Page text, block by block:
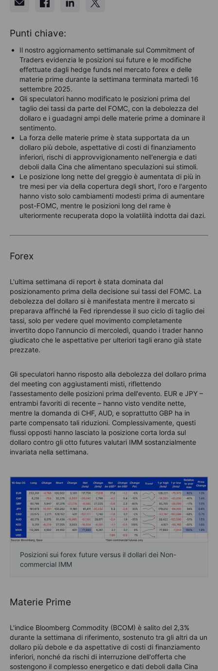
Punti chiave:
Il nostro aggiornamento settimanale sul Commitment of
Traders evidenzia le posizioni sui future e le modifiche
effettuate dagli hedge funds nel mercato forex e delle
materie prime durante la settimana terminata martedì 16
settembre 2025.
Gli speculatori hanno modificato le posizioni prima del
taglio dei tassi da parte del FOMC, con la debolezza del
dollaro e i guadagni ampi delle materie prime a dominare il
sentimento.
La forza delle materie prime è stata supportata da un
dollaro più debole, aspettative di costi di finanziamento
inferiori, rischi di approvvigionamento nell'energia e dati
deboli dalla Cina che alimentano speculazioni sui stimoli.
Le posizione long nette del greggio è aumentata di più in
tre mesi per via della copertura degli short, l'oro e l'argento
hanno visto solo cambiamenti modesti prima di aumentare
post-FOMC, mentre le posizioni long del rame è
ulteriormente recuperata dopo la volatilità indotta dai dazi.
Forex
L'ultima settimana di report è stata dominata dal
posizionamento prima della decisione sui tassi del FOMC. La
debolezza del dollaro si è manifestata mentre il mercato si
preparava affinché la Fed riprendesse il suo ciclo di taglio dei
tassi, solo per vedere quel movimento completamente
invertito dopo l'annuncio di mercoledì, quando i trader hanno
giudicato che le aspettative per ulteriori tagli erano già state
prezzate.
Gli speculatori hanno risposto alla debolezza del dollaro prima
del meeting con aggiustamenti misti, riflettendo
l'assestamento delle posizioni prima dell'evento. EUR e JPY –
entrambi favoriti di recente – hanno visto vendite nette,
mentre la domanda di CHF, AUD, e soprattutto GBP ha in
parte compensato tali riduzioni. Complessivamente, questi
flussi opposti hanno lasciato la posizione corta lorda sul
dollaro contro gli otto futures valutari IMM sostanzialmente
invariata nella settimana.
Posizioni sui forex future versus il dollari dei Non-
commercial IMM
Materie Prime
L'indice Bloomberg Commodity (BCOM) è salito del 2,3%
durante la settimana di riferimento, sostenuto tra gli altri da un
dollaro più debole e da aspettative di costi di finanziamento
inferiori, nonché da rischi di interruzione dell'offerta che
sostengono il complesso energetico e dati deboli dalla Cina